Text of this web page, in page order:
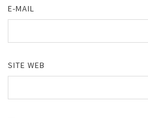
E-MAIL
SITE WEB